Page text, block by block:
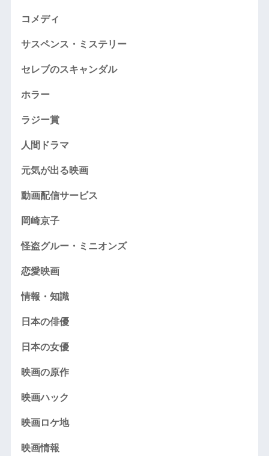
コメディ
サスペンス・ミステリー
セレブのスキャンダル
ホラー
ラジー賞
人間ドラマ
元気が出る映画
動画配信サービス
岡崎京子
怪盗グルー・ミニオンズ
恋愛映画
情報・知識
日本の俳優
日本の女優
映画の原作
映画ハック
映画ロケ地
映画情報